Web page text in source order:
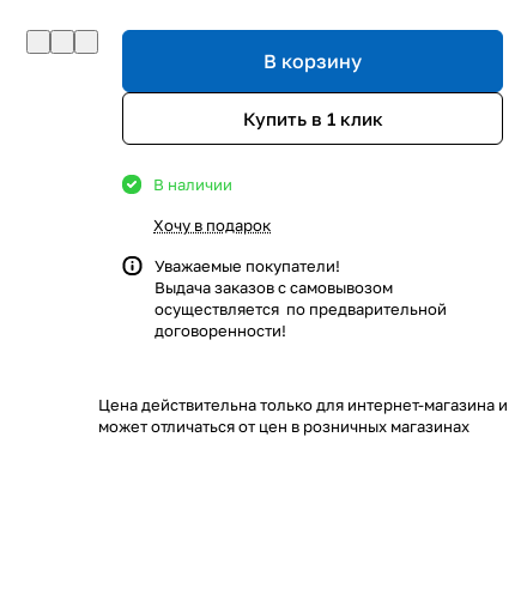
В корзину
Купить в 1 клик
В наличии
Хочу в подарок
Уважаемые покупатели!
Выдача заказов с самовывозом
осуществляется по предварительной
договоренности!
Цена действительна только для интернет-магазина и
может отличаться от цен в розничных магазинах